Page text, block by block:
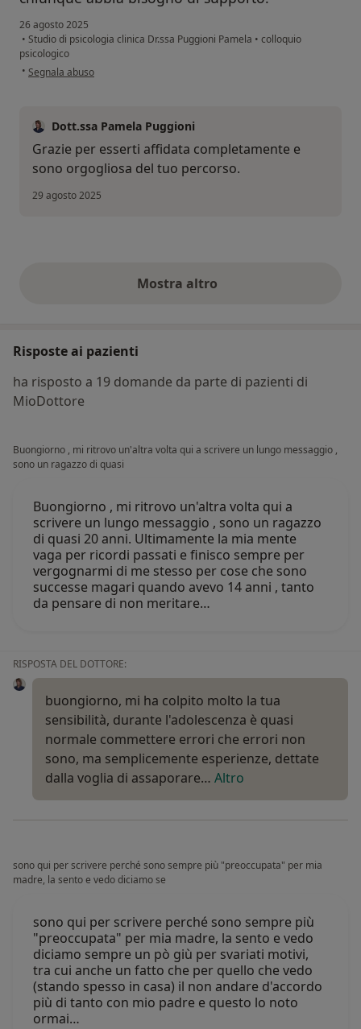
26 agosto 2025
• Studio di psicologia clinica Dr.ssa Puggioni Pamela • colloquio
psicologico
• secondo l'opinione dell'utente M.C.
Segnala abuso
Dott.ssa Pamela Puggioni
Grazie per esserti affidata completamente e
sono orgogliosa del tuo percorso.
29 agosto 2025
Mostra altroopinioni di cui sopra
Risposte ai pazienti
ha risposto a 19 domande da parte di pazienti di
MioDottore
Buongiorno , mi ritrovo un'altra volta qui a scrivere un lungo messaggio ,
sono un ragazzo di quasi
Buongiorno , mi ritrovo un'altra volta qui a
scrivere un lungo messaggio , sono un ragazzo
di quasi 20 anni. Ultimamente la mia mente
vaga per ricordi passati e finisco sempre per
vergognarmi di me stesso per cose che sono
successe magari quando avevo 14 anni , tanto
da pensare di non meritare…
RISPOSTA DEL DOTTORE:
buongiorno, mi ha colpito molto la tua
sensibilità, durante l'adolescenza è quasi
normale commettere errori che errori non
sono, ma semplicemente esperienze, dettate
dalla voglia di assaporare… Altro
sono qui per scrivere perché sono sempre più "preoccupata" per mia
madre, la sento e vedo diciamo se
sono qui per scrivere perché sono sempre più
"preoccupata" per mia madre, la sento e vedo
diciamo sempre un pò giù per svariati motivi,
tra cui anche un fatto che per quello che vedo
(stando spesso in casa) il non andare d'accordo
più di tanto con mio padre e questo lo noto
ormai…